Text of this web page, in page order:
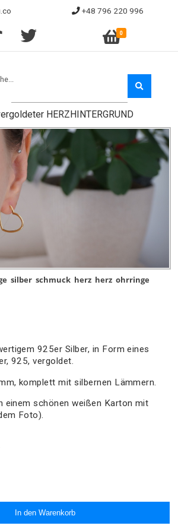
+48 796 220 996
0
HERZHINTERGRUND
silber schmuck herz herz ohrringe
925er Silber, in Form eines
925, vergoldet.
komplett mit silbernen Lämmern.
einem schönen weißen Karton mit
Foto).